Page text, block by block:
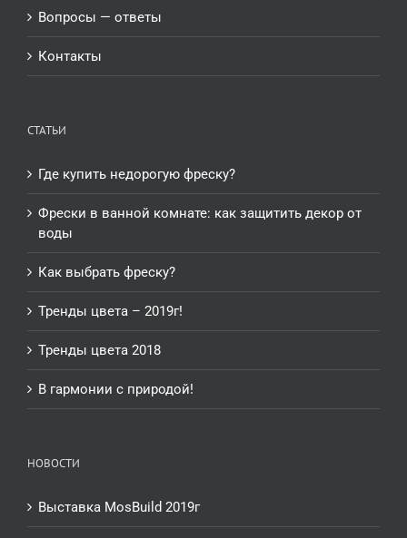
Вопросы — ответы
Контакты
СТАТЬИ
Где купить недорогую фреску?
Фрески в ванной комнате: как защитить декор от
воды
Как выбрать фреску?
Тренды цвета – 2019г!
Тренды цвета 2018
В гармонии с природой!
НОВОСТИ
Выставка MosBuild 2019г